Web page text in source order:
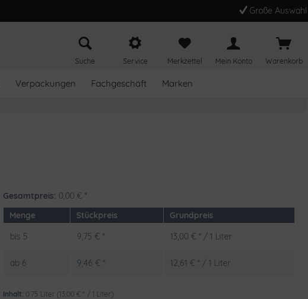
Große Auswahl
Suche Service Merkzettel Mein Konto Warenkorb
Verpackungen Fachgeschäft Marken
Gesamtpreis: 0,00 € *
Menge
Stückpreis
Grundpreis
bis 5 9,75 € * 13,00 € * / 1 Liter
ab 6 9,46 € * 12,61 € * / 1 Liter
Inhalt: 0.75 Liter (13,00 € * / 1 Liter)